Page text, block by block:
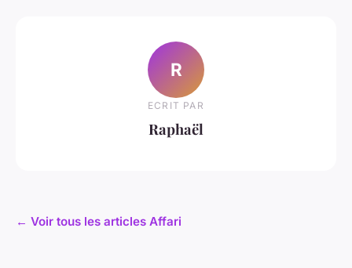
R
ECRIT PAR
Raphaël
← Voir tous les articles Affari